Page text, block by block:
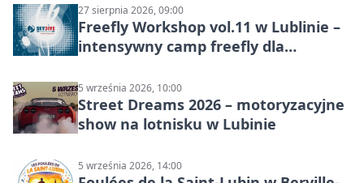
27 sierpnia 2026, 09:00
Freefly Workshop vol.11 w Lublinie –
intensywny camp freefly dla
5 września 2026, 10:00
Street Dreams 2026 – motoryzacyjne
show na lotnisku w Lubinie
5 września 2026, 14:00